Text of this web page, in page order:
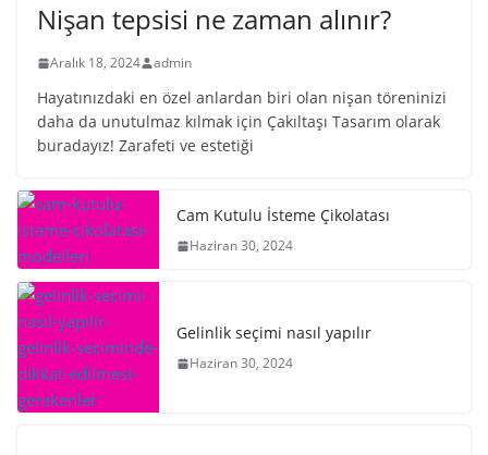
Nişan tepsisi ne zaman alınır?
Aralık 18, 2024 admin
Hayatınızdaki en özel anlardan biri olan nişan töreninizi
daha da unutulmaz kılmak için Çakıltaşı Tasarım olarak
buradayız! Zarafeti ve estetiği
Cam Kutulu İsteme Çikolatası
Haziran 30, 2024
Gelinlik seçimi nasıl yapılır
Haziran 30, 2024